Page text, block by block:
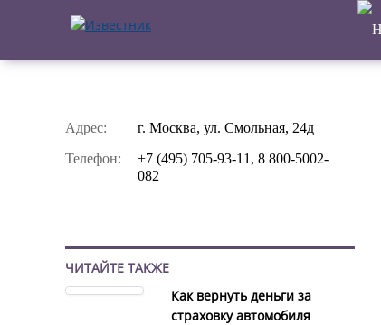
Адрес:
г. Москва, ул. Смольная, 24д
Телефон:
+7 (495) 705-93-11, 8 800-5002-
082
ЧИТАЙТЕ ТАКЖЕ
Как вернуть деньги за
страховку автомобиля